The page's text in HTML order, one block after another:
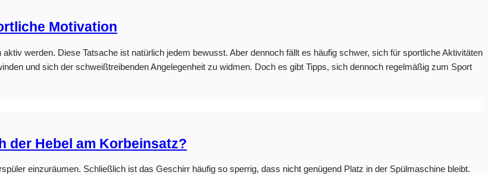
Motivation
werden. Diese Tatsache ist natürlich jedem bewusst. Aber dennoch fällt es häufig schwer, sich für sportliche Aktivitäten
und sich der schweißtreibenden Angelegenheit zu widmen. Doch es gibt Tipps, sich dennoch regelmäßig zum Sport
der Hebel am Korbeinsatz?
einzuräumen. Schließlich ist das Geschirr häufig so sperrig, dass nicht genügend Platz in der Spülmaschine bleibt.